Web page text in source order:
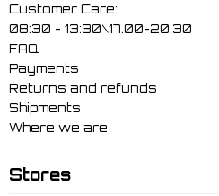
Customer Care:
08:30 - 13:30\17.00-20.30
FAQ
Payments
Returns and refunds
Shipments
Where we are
Stores